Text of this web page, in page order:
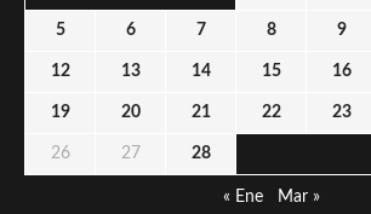
5 6 7 8 9
12 13 14 15 16
19 20 21 22 23
26 27 28
« Ene Mar »